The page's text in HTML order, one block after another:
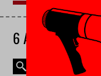
6 AUGUSTUS